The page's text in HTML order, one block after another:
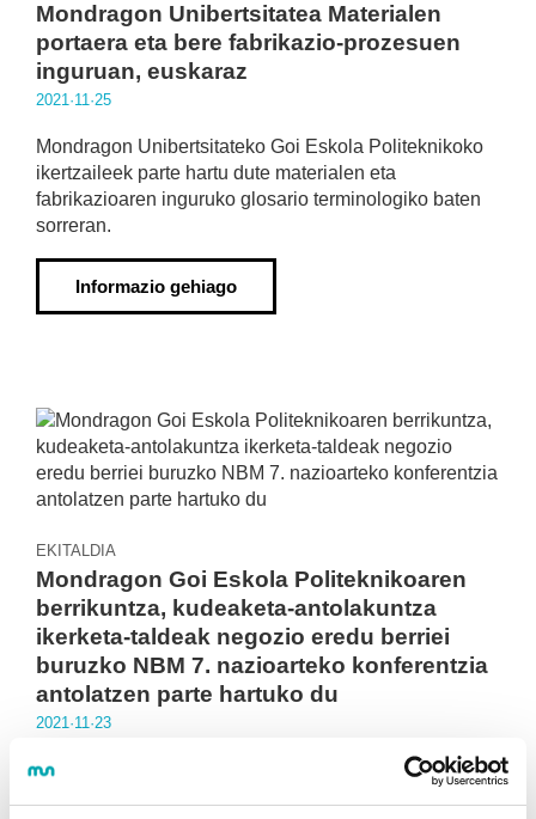
Mondragon Unibertsitatea Materialen
portaera eta bere fabrikazio-prozesuen
inguruan, euskaraz
2021·11·25
Mondragon Unibertsitateko Goi Eskola Politeknikoko
ikertzaileek parte hartu dute materialen eta
fabrikazioaren inguruko glosario terminologiko baten
sorreran.
Informazio gehiago
EKITALDIA
Mondragon Goi Eskola Politeknikoaren
berrikuntza, kudeaketa-antolakuntza
ikerketa-taldeak negozio eredu berriei
buruzko NBM 7. nazioarteko konferentzia
antolatzen parte hartuko du
2021·11·23
Ekitaldia Erroman eta online izango da, 2022ko